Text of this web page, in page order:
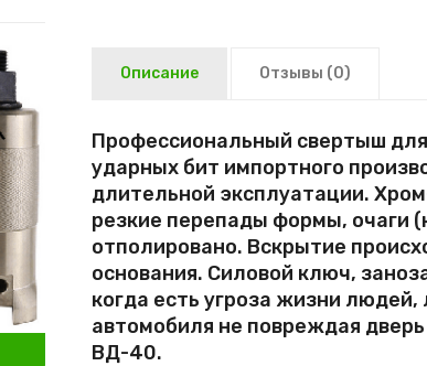
Описание Отзывы (0)
Профессиональный свертыш
ударных бит импортного
длительной эксплуатации.
резкие перепады формы, очаги
отполировано. Вскрытие
основания. Силовой ключ,
когда есть угроза жизни
автомобиля не повреждая
ВД-40.